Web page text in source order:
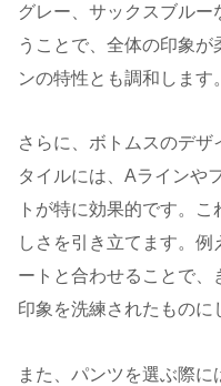
グレー、サックスブル
うことで、全体の印象
ンの特性とも調和します。
さらに、ボトムスのデ
タイルには、Aラインや
トが特に効果的です。
しさを引き立てます。
ートと合わせることで
印象を洗練されたものに
また、パンツを選ぶ際